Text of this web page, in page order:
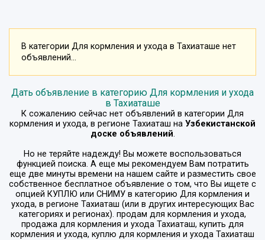
В категории Для кормления и ухода в Тахиаташе нет
объявлений...
Дать объявление в категорию Для кормления и ухода
в Тахиаташе
К сожалению сейчас нет объявлений в категории Для
кормления и ухода, в регионе Тахиаташ на Узбекистанской
доске объявлений.
Но не теряйте надежду! Вы можете воспользоваться
функцией поиска. А еще мы рекомендуем Вам потратить
еще две минуты времени на нашем сайте и разместить свое
собственное бесплатное объявление о том, что Вы ищете с
опцией КУПЛЮ или СНИМУ в категорию Для кормления и
ухода, в регионе Тахиаташ (или в других интересующих Вас
категориях и регионах). продам для кормления и ухода,
продажа для кормления и ухода Тахиаташ, купить для
кормления и ухода, куплю для кормления и ухода Тахиаташ